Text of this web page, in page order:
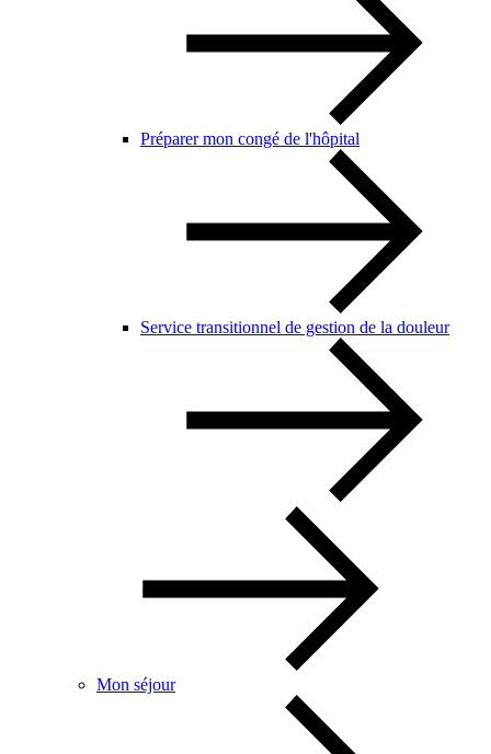
Préparer mon congé de l'hôpital
Service transitionnel de gestion de la douleur
Mon séjour